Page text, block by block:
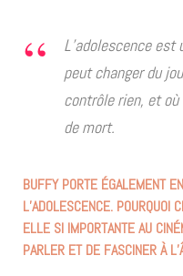
L’adolescence
peut changer du
contrôle rien, et
de mort.
BUFFY PORTE ÉGALEMENT
L’ADOLESCENCE. POURQUOI
ELLE SI IMPORTANTE AU
PARLER ET DE FASCINER À